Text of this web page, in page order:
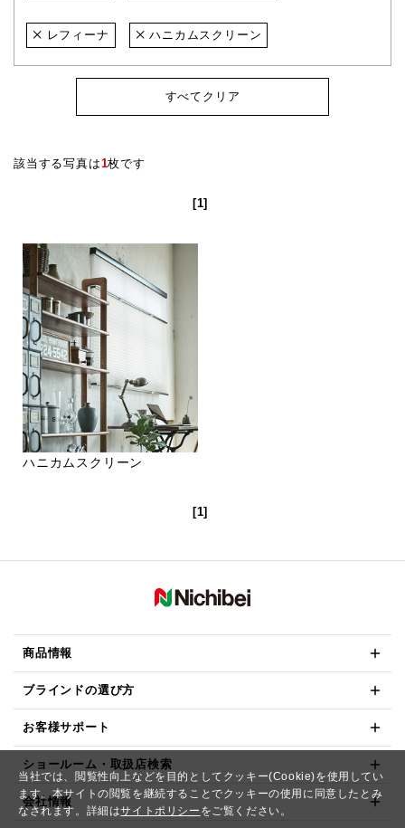
当社では、閲覧性向上などを目的としてクッキー(Cookie)を使用してい
ます。本サイトの閲覧を継続することでクッキーの使用に同意したとみ
なされます。詳細はサイトポリシー をご覧ください。
レフィーナ ハニカムスクリーン
すべてクリア
該当する写真は1枚です
[1]
ハニカムスクリーン
[1]
商品情報
ブラインドの選び方
お客様サポート
ショールーム・取扱店検索
会社情報